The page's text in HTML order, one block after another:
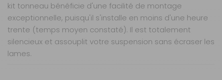
kit tonneau bénéficie d'une facilité de montage
exceptionnelle, puisqu'il s'installe en moins d'une heure
trente (temps moyen constaté). Il est totalement
silencieux et assouplit votre suspension sans écraser les
lames.